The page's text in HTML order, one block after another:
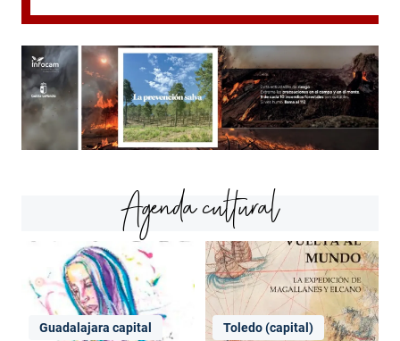
Agenda cultural
Guadalajara capital Toledo (capital)